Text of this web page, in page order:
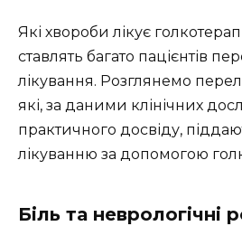
Які хвороби лікує
ставлять багато пацієнтів
лікування. Розглянемо
які, за даними клінічних
практичного досвіду,
лікуванню за допомогою
Біль та неврологічні